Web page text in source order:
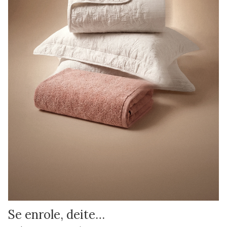
Se enrole, deite…